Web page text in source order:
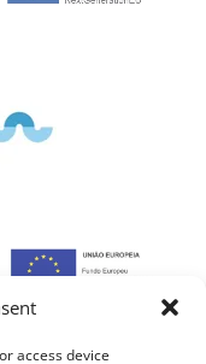
access device